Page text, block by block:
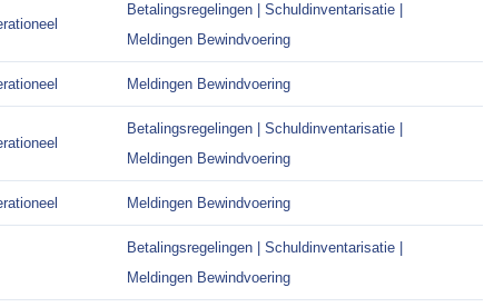
Betalingsregelingen | Schuldinventarisatie |
Meldingen Bewindvoering
Meldingen Bewindvoering
Betalingsregelingen | Schuldinventarisatie |
Meldingen Bewindvoering
Meldingen Bewindvoering
Betalingsregelingen | Schuldinventarisatie |
Meldingen Bewindvoering